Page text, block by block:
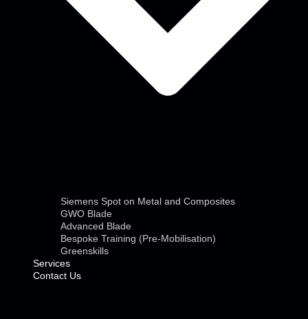
Siemens Spot on Metal and Composites
GWO Blade
Advanced Blade
Bespoke Training (Pre-Mobilisation)
Greenskills
Services
Contact Us